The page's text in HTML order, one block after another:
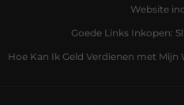
Website
Goede Links Inkopen:
Hoe Kan Ik Geld Verdienen met